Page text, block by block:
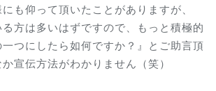
も仰って頂いたことがありますが、
る方は多いはずですので、もっと積極的
つにしたら如何ですか？』とご助言頂
宣伝方法がわかりません（笑）